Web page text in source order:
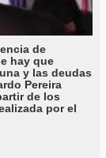
de
hay que
y las deudas
Pereira
de los
por el